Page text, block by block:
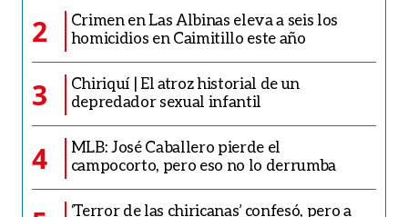
2
Crimen en Las Albinas eleva a seis los
homicidios en Caimitillo este año
3
Chiriquí | El atroz historial de un
depredador sexual infantil
4
MLB: José Caballero pierde el
campocorto, pero eso no lo derrumba
‘Terror de las chiricanas’ confesó, pero a